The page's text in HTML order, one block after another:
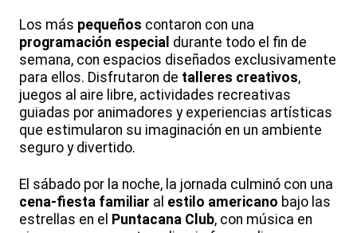
Los más pequeños contaron con una
programación especial durante todo el fin de
semana, con espacios diseñados exclusivamente
para ellos. Disfrutaron de talleres creativos,
juegos al aire libre, actividades recreativas
guiadas por animadores y experiencias artísticas
que estimularon su imaginación en un ambiente
seguro y divertido.
El sábado por la noche, la jornada culminó con una
cena-fiesta familiar al estilo americano bajo las
estrellas en el Puntacana Club, con música en